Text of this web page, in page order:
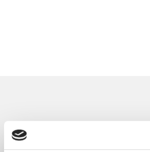
Relaterte produkter